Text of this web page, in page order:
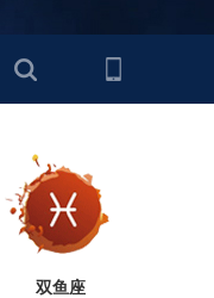
双鱼座